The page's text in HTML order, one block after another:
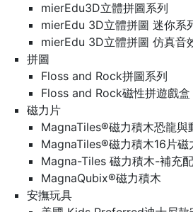
mierEdu3D立體拼圖系列
mierEdu 3D立體拼圖 迷你系
mierEdu 3D立體拼圖 仿真音
拼圖
Floss and Rock拼圖系列
Floss and Rock磁性拼遊戲盒
磁力片
MagnaTiles®磁力積木恐龍與
MagnaTiles®磁力積木16片磁
Magna-Tiles 磁力積木-補充
MagnaQubix®磁力積木
安撫玩具